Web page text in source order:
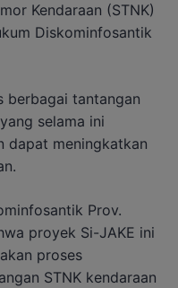
Kendaraan (STNK)
Diskominfosantik
berbagai tantangan
selama ini
dapat meningkatkan
Prov.
proyek Si-JAKE ini
proses
STNK kendaraan